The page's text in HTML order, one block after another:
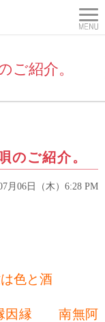
ご紹介。
のご紹介。
月06日（木）6:28 PM
色と酒
因縁 南無阿